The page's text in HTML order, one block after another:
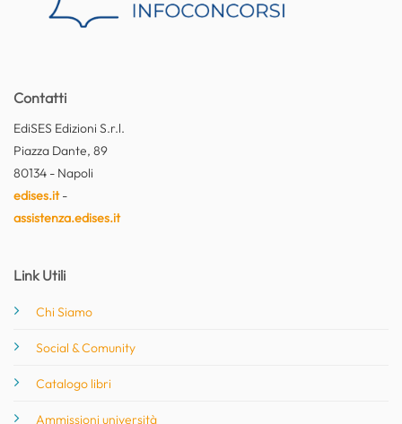
Contatti
EdiSES Edizioni S.r.l.
Piazza Dante, 89
80134 - Napoli
edises.it-
assistenza.edises.it
Link Utili
Chi Siamo
Social & Comunity
Catalogo libri
Ammissioni università